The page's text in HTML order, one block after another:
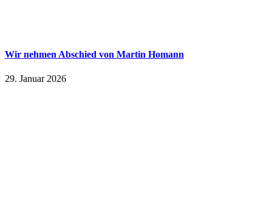
Wir nehmen Abschied von Martin Homann
29. Januar 2026